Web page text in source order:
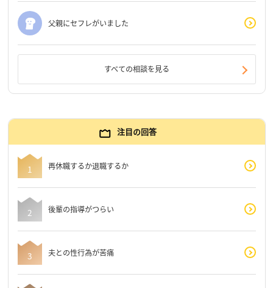
父親にセフレがいました
すべての相談を見る
注目の回答
再休職するか退職するか
後輩の指導がつらい
夫との性行為が苦痛